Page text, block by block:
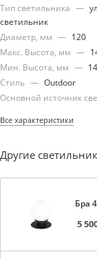
Тип светильника —
светильник
Диаметр, мм — 120
Макс. Высота, мм —
Мин. Высота, мм —
Стиль — Outdoor
Основной источник
Все характеристики
Другие
Бра
5